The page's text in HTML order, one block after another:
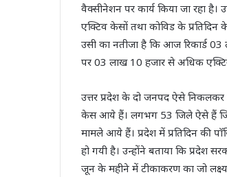
वैक्सीनेशन पर कार्य किया जा रहा
एक्टिव केसों तथा कोविड के प्रतिदिन
उसी का नतीजा है कि आज रिकार्ड
पर 03 लाख 10 हजार से अधिक
उत्तर प्रदेश के दो जनपद ऐसे
केस आये हैं। लगभग 53 जिले ऐसे हैं
मामले आये हैं। प्रदेश में प्रतिदिन की
हो गयी है। उन्होंने बताया कि प्रदेश
जून के महीने में टीकाकरण का जो